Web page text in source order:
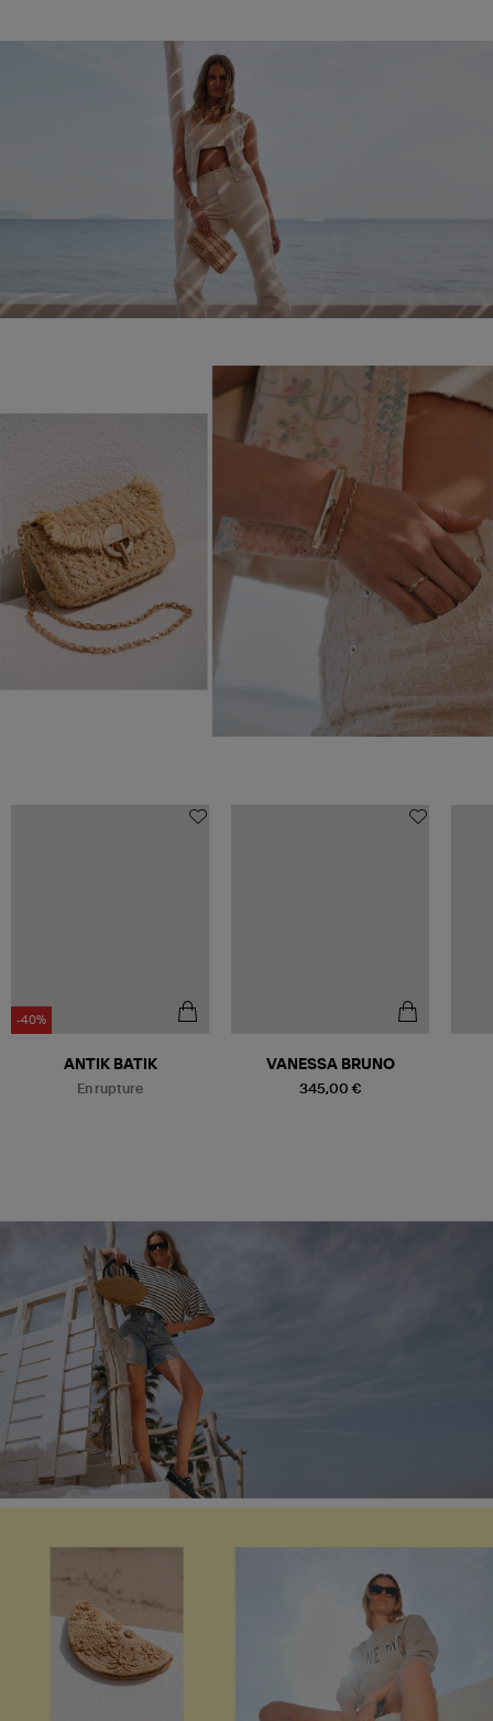
-40%
En rupture
ANTIK BATIK
345,00 €
VANESSA BRUNO